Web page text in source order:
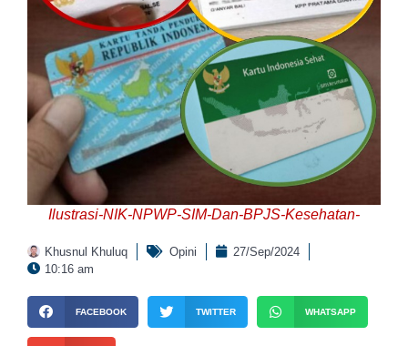
Ilustrasi-NIK-NPWP-SIM-Dan-BPJS-Kesehatan-
Khusnul Khuluq Opini
27/Sep/2024
10:16 am
FACEBOOK TWITTER WHATSAPP